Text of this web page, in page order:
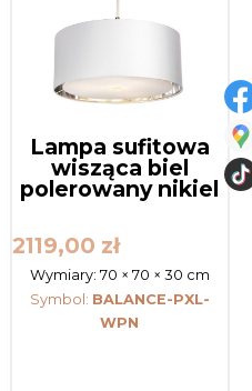
Lampa sufitowa
wisząca biel
polerowany nikiel
2119,00 zł
Wymiary: 70 × 70 × 30 cm
Symbol: BALANCE-PXL-
WPN